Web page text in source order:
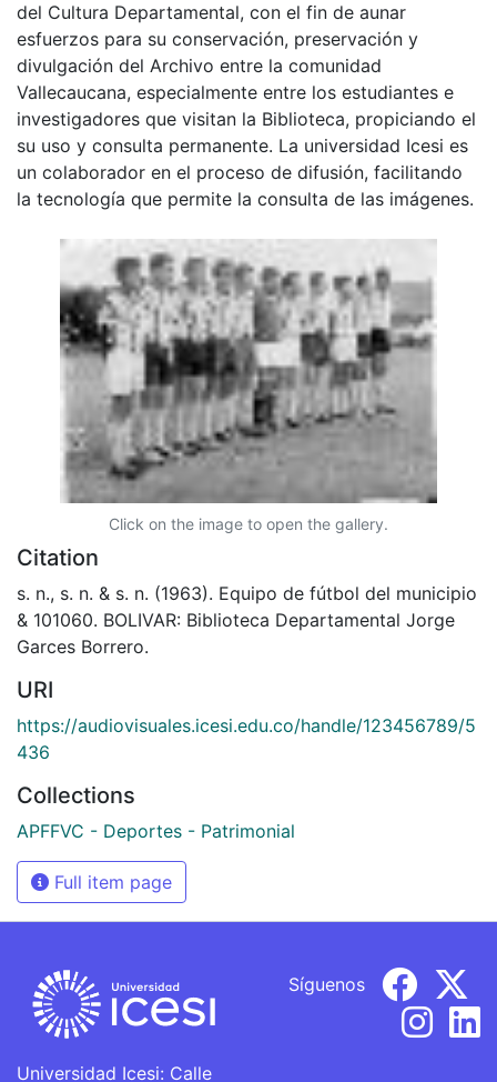
del Cultura Departamental, con el fin de aunar
esfuerzos para su conservación, preservación y
divulgación del Archivo entre la comunidad
Vallecaucana, especialmente entre los estudiantes e
investigadores que visitan la Biblioteca, propiciando el
su uso y consulta permanente. La universidad Icesi es
un colaborador en el proceso de difusión, facilitando
la tecnología que permite la consulta de las imágenes.
Click on the image to open the gallery.
Citation
s. n., s. n. & s. n. (1963). Equipo de fútbol del municipio
& 101060. BOLIVAR: Biblioteca Departamental Jorge
Garces Borrero.
URI
https://audiovisuales.icesi.edu.co/handle/123456789/5
436
Collections
APFFVC - Deportes - Patrimonial
Full item page
Universidad Icesi: Calle
Síguenos